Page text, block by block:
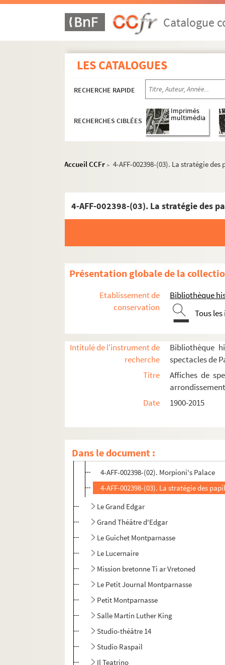
Catalogue
LES CATALOGUES
RECHERCHE RAPIDE
RECHERCHES CIBLÉES
Imprimés
multimédia
Accueil CCFr > 4-AFF-002398-(03). La stratégie des
4-AFF-002398-(03). La stratégie des
Présentation globale de la
Etablissement de
conservation
Bibliothèque
Tous
Intitulé de l'instrument de
recherche
Bibliothèque
spectacles de
Titre
Affiches de
Date
1900-2015
Dans le document :
5e arrondissement
7e arrondissement
13e arrondissement
14e arrondissement
Aire-Libre Montparnasse
Bobino
Casino Montparnasse
Centre américain de Paris
Cité internationale universitaire de Paris
Espace Gaité
4-AFF-002398-(01). Confidence
4-AFF-002398-(02). Morpioni's Palace
4-AFF-002398-(03). La stratégie des
Le Grand Edgar
Grand Théâtre d'Edgar
Le Guichet Montparnasse
Le Lucernaire
Mission bretonne Ti ar Vretoned
Le Petit Journal Montparnasse
Petit Montparnasse
Salle Martin Luther King
Studio-théâtre 14
Studio Raspail
Il Teatrino